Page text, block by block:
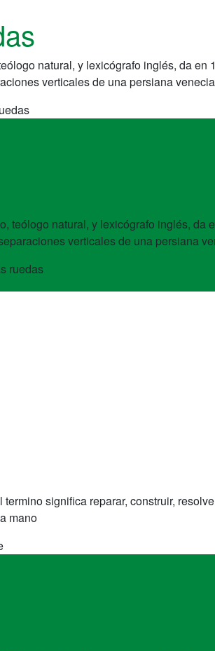
natural, y lexicógrafo inglés, da
verticales de una persiana
teólogo natural, y lexicógrafo inglés,
verticales de una persiana
ruedas
termino significa reparar, construir,
mano